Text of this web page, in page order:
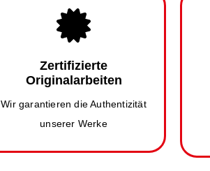
Zertifizierte
Originalarbeiten
Wir garantieren die Authentizität
unserer Werke